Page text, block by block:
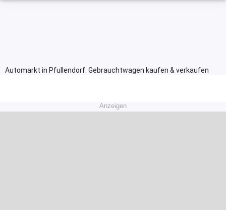
Automarkt in Pfullendorf: Gebrauchtwagen kaufen & verkaufen
Anzeigen